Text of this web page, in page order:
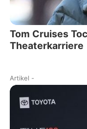
Tom Cruises
Theaterkarriere
Artikel -